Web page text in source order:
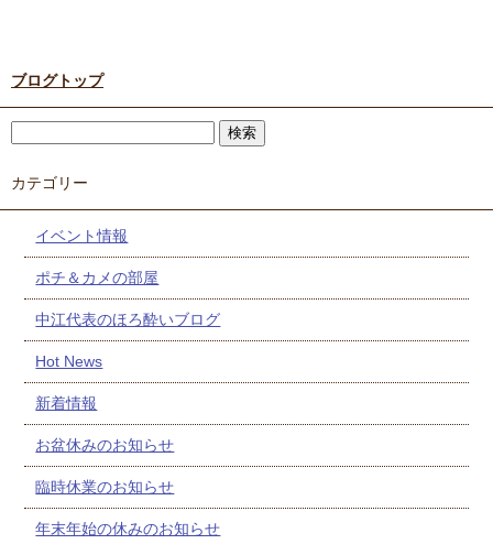
ブログトップ
カテゴリー
イベント情報
ポチ＆カメの部屋
中江代表のほろ酔いブログ
Hot News
新着情報
お盆休みのお知らせ
臨時休業のお知らせ
年末年始の休みのお知らせ